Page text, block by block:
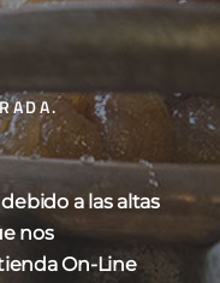
MODULE
a las altas
nos
On-Line